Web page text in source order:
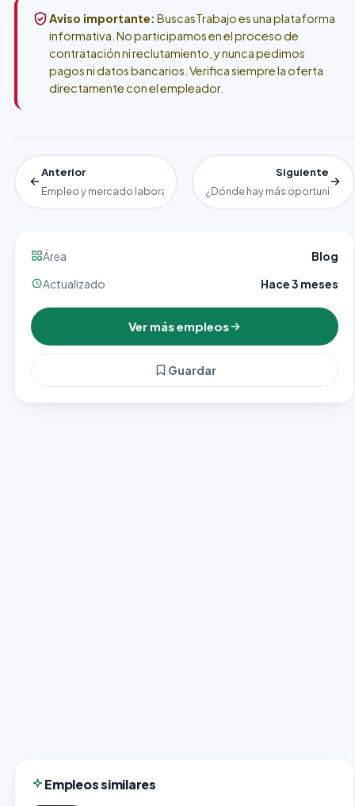
Aviso importante: BuscasTrabajo es una plataforma
informativa. No participamos en el proceso de
contratación ni reclutamiento, y nunca pedimos
pagos ni datos bancarios. Verifica siempre la oferta
directamente con el empleador.
Anterior
Empleo y mercado laboral en México
Siguiente
¿Dónde hay más
Área
Blog
Actualizado
Hace 3 meses
Ver más empleos
Guardar
Empleos similares